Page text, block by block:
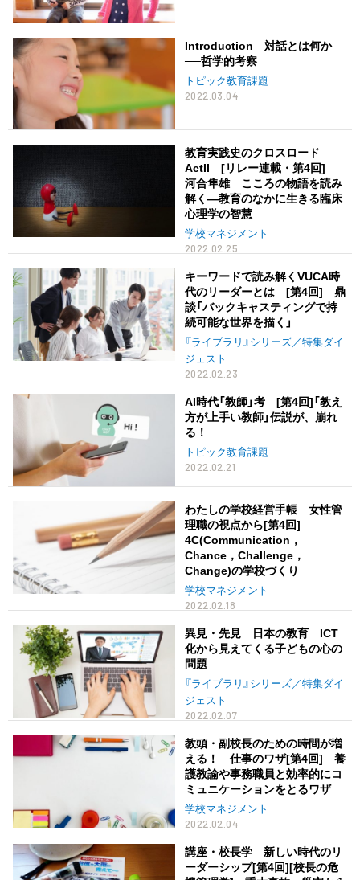
Introduction 対話とは何か
──哲学的考察
トピック教育課題
2022.03.04
教育実践史のクロスロード
ActII [リレー連載・第4回]
河合隼雄 こころの物語を読み
解く―教育のなかに生きる臨床
心理学の智慧
学校マネジメント
2022.02.25
キーワードで読み解くVUCA時
代のリーダーとは [第4回] 鼎
談「バックキャスティングで持
続可能な世界を描く」
『ライブラリ』シリーズ／特集ダイ
ジェスト
2022.02.23
AI時代「教師」考 [第4回]「教え
方が上手い教師」伝説が、崩れ
る！
トピック教育課題
2022.02.21
わたしの学校経営手帳 女性管
理職の視点から[第4回]
4C(Communication，
Chance，Challenge，
Change)の学校づくり
学校マネジメント
2022.02.18
異見・先見 日本の教育 ICT
化から見えてくる子どもの心の
問題
『ライブラリ』シリーズ／特集ダイ
ジェスト
2022.02.07
教頭・副校長のための時間が増
える！ 仕事のワザ[第4回] 養
護教諭や事務職員と効率的にコ
ミュニケーションをとるワザ
学校マネジメント
2022.02.04
講座・校長学 新しい時代のリ
ーダーシップ[第4回][校長の危